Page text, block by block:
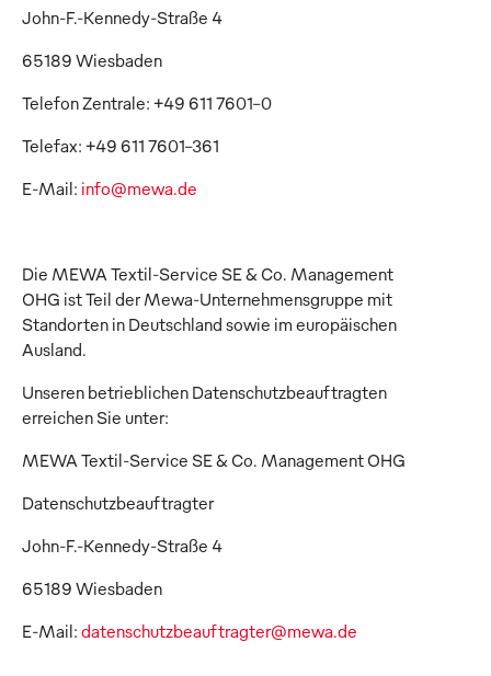
John-F.-Kennedy-Straße 4
65189 Wiesbaden
Telefon Zentrale: +49 611 7601-0
Telefax: +49 611 7601-361
E-Mail: info@mewa.de
Die MEWA Textil-Service SE & Co. Management
OHG ist Teil der Mewa-Unternehmensgruppe mit
Standorten in Deutschland sowie im europäischen
Ausland.
Unseren betrieblichen Datenschutzbeauftragten
erreichen Sie unter:
MEWA Textil-Service SE & Co. Management OHG
Datenschutzbeauftragter
John-F.-Kennedy-Straße 4
65189 Wiesbaden
E-Mail: datenschutzbeauftragter@mewa.de